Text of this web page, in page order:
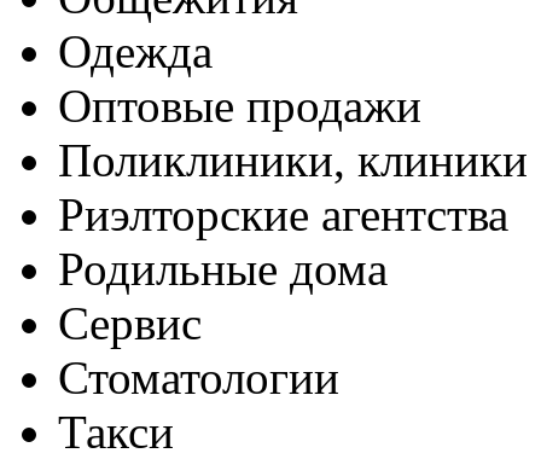
Одежда
Оптовые продажи
Поликлиники, клиники
Риэлторские агентства
Родильные дома
Сервис
Стоматологии
Такси